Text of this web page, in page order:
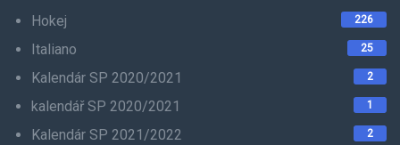
Hokej
226
Italiano 25
Kalendár SP 2020/2021 2
kalendář SP 2020/2021 1
Kalendár SP 2021/2022 2